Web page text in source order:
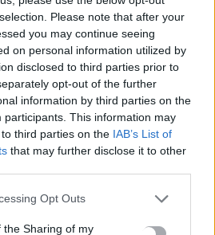
Please note that after your
you may continue seeing
on personal information utilized by
disclosed to third parties prior to
opt-out of the further
information by third parties on the
participants. This information may
third parties on the IAB’s List of
that may further disclose it to other
Opt Outs
the Sharing of my
να αγνοούμε
πατέρα του στην κατάψυξη» – Το
οι Αρχές
της συμμορίας του «Έντικ»